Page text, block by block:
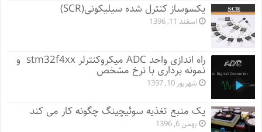
یکسوساز کنترل شده سیلیکونی(SCR)
اسفند 11, 1396
راه اندازی واحد ADC میکروکنترلر stm32f4xx و
نمونه برداری با نرخ مشخص
شهریور 10, 1397
یک منبع تغذیه سوئیچینگ چگونه کار می کند
بهمن 6, 1396